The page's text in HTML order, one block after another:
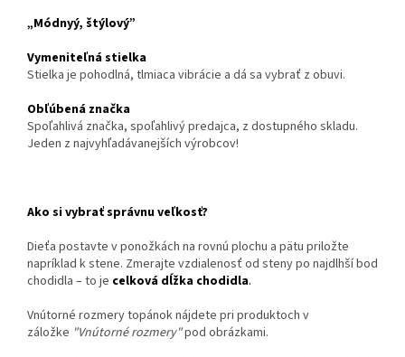
„Módnyý, štýlový”
Vymeniteľná stielka
Stielka je pohodlná, tlmiaca vibrácie a dá sa vybrať z obuvi.
Obľúbená značka
Spoľahlivá značka, spoľahlivý predajca, z dostupného skladu.
Jeden z najvyhľadávanejších výrobcov!
Ako si vybrať správnu veľkosť?
Dieťa postavte v ponožkách na rovnú plochu a pätu priložte
napríklad k stene. Zmerajte vzdialenosť od steny po najdlhší bod
chodidla – to je celková dĺžka chodidla.
Vnútorné rozmery topánok nájdete pri produktoch v
záložke "Vnútorné rozmery"pod obrázkami.